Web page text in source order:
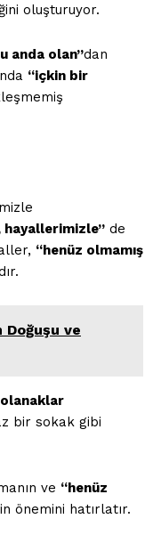
karşı küresel
oluşturuyor.
anda olan”dan
“içkin bir
hayallerimizle” de
“henüz olmamış
Doğuşu ve
bir sokak gibi
ve “henüz
önemini hatırlatır.